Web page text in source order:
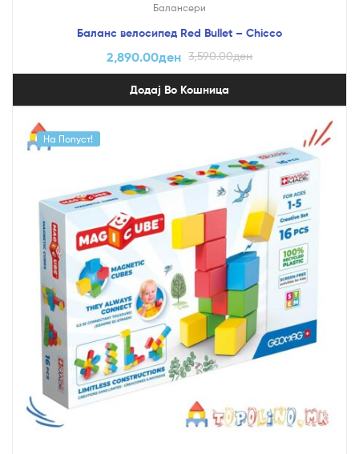
Балансери
Баланс велосипед Red Bullet – Chicco
3,590.00ден
2,890.00ден
Додај Во Кошница
На Попуст!